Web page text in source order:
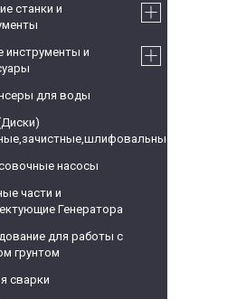
станки и
инструменты и
для воды
насосы
части и
Генератора
для работы с
грунтом
сварки